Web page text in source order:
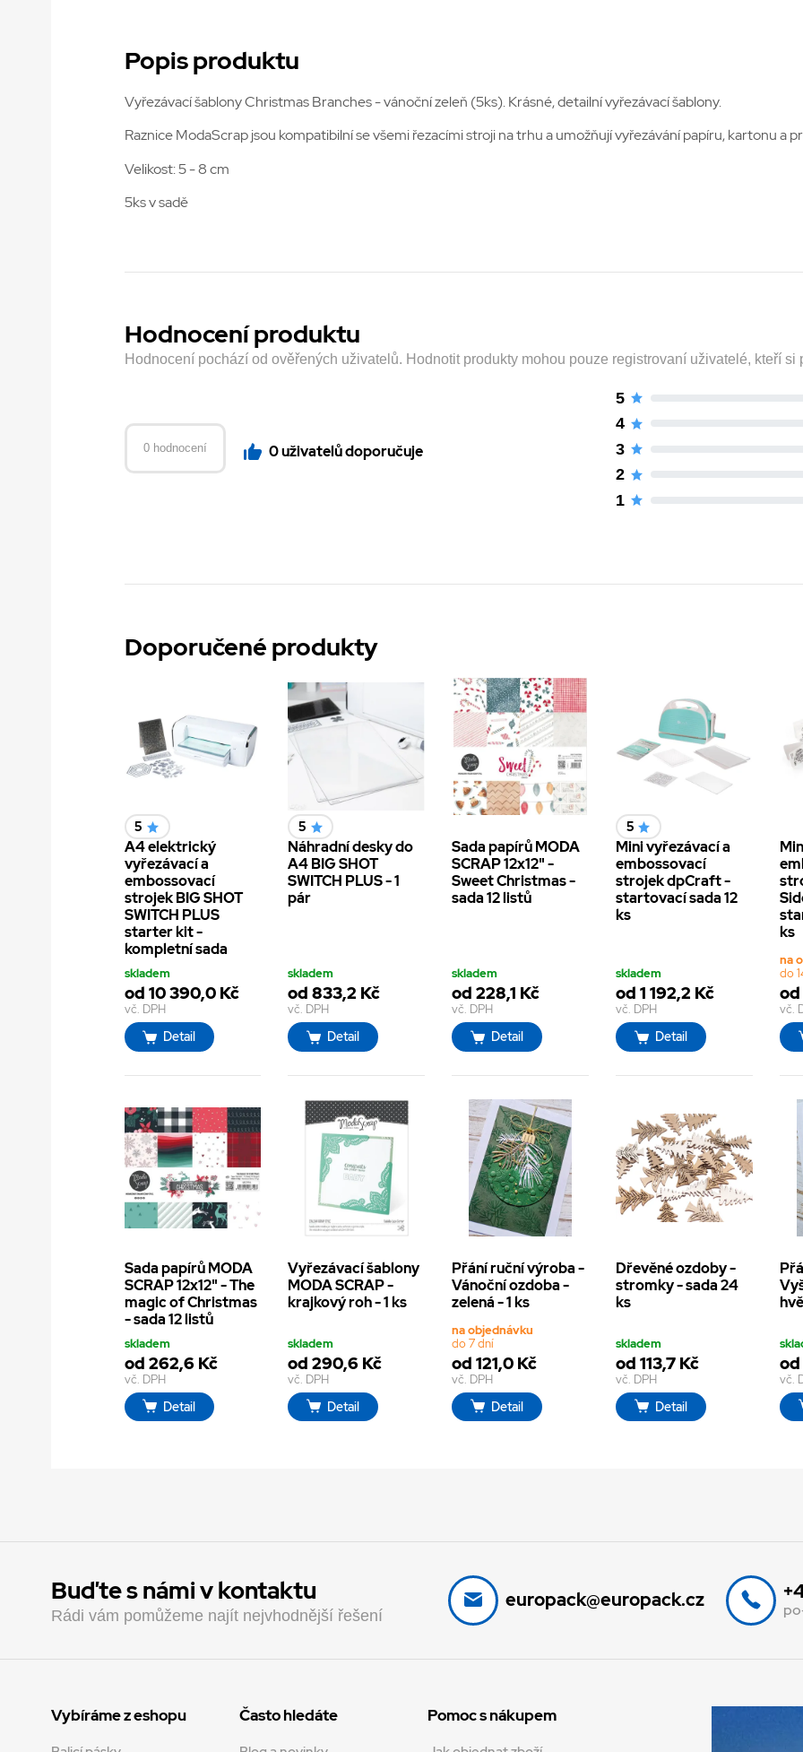
Popis produktu
Vyřezávací šablony Christmas Branches - vánoční zeleň (5ks). Krásné, detailní vyřezávací šablony.
Raznice ModaScrap jsou kompatibilní se všemi řezacími stroji na trhu a umožňují vyřezávání papíru, kartonu a
Velikost: 5 - 8 cm
5ks v sadě
Hodnocení produktu
Hodnocení pochází od ověřených uživatelů. Hodnotit produkty mohou pouze registrovaní uživatelé, kteří si
0 hodnocení 0 uživatelů doporučuje
5
4
3
2
1
Doporučené produkty
5
A4 elektrický
vyřezávací a
embossovací
strojek BIG SHOT
SWITCH PLUS
starter kit -
kompletní sada
skladem
od 10 390,0 Kč
vč. DPH
Detail
5
Náhradní desky do
A4 BIG SHOT
SWITCH PLUS - 1
pár
skladem
od 833,2 Kč
vč. DPH
Detail
Sada papírů MODA
SCRAP 12x12" -
Sweet Christmas -
sada 12 listů
skladem
od 228,1 Kč
vč. DPH
Detail
5
Mini vyřezávací a
embossovací
strojek dpCraft -
startovací sada 12
ks
skladem
od 1 192,2 Kč
vč. DPH
Detail
ks
na
do
od
vč.
Sada papírů MODA
SCRAP 12x12" - The
magic of Christmas
- sada 12 listů
skladem
od 262,6 Kč
vč. DPH
Detail
Vyřezávací šablony
MODA SCRAP -
krajkový roh - 1 ks
skladem
od 290,6 Kč
vč. DPH
Detail
Přání ruční výroba -
Vánoční ozdoba -
zelená - 1 ks
na objednávku
do 7 dní
od 121,0 Kč
vč. DPH
Detail
Dřevěné ozdoby -
stromky - sada 24
ks
skladem
od 113,7 Kč
vč. DPH
Detail
od
vč.
Buďte s námi v kontaktu
Rádi vám pomůžeme najít nejvhodnější řešení
europack@europack.cz
Vybíráme z eshopu Často hledáte Pomoc s nákupem